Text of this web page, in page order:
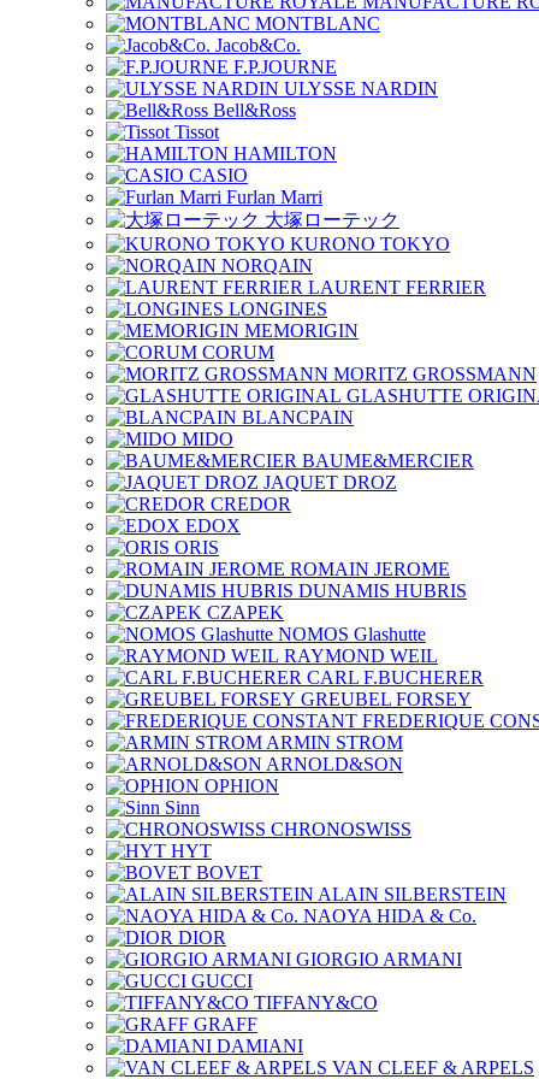
MONTBLANC
Jacob&Co.
F.P.JOURNE
ULYSSE NARDIN
Bell&Ross
Tissot
HAMILTON
CASIO
Furlan Marri
大塚ローテック
KURONO TOKYO
NORQAIN
LAURENT FERRIER
LONGINES
MEMORIGIN
CORUM
MORITZ GROSSMANN
GLASHUTTE
BLANCPAIN
MIDO
BAUME&MERCIER
JAQUET DROZ
CREDOR
EDOX
ORIS
ROMAIN JEROME
DUNAMIS HUBRIS
CZAPEK
NOMOS Glashutte
RAYMOND WEIL
CARL F.BUCHERER
GREUBEL FORSEY
FREDERIQUE
ARMIN STROM
ARNOLD&SON
OPHION
Sinn
CHRONOSWISS
HYT
BOVET
ALAIN SILBERSTEIN
NAOYA HIDA & Co.
DIOR
GIORGIO ARMANI
GUCCI
TIFFANY&CO
GRAFF
DAMIANI
VAN CLEEF & ARPELS